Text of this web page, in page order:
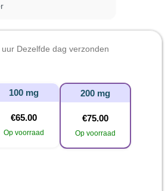
Dezelfde dag verzonden
100 mg
€65.00
Op voorraad
200 mg
€75.00
Op voorraad